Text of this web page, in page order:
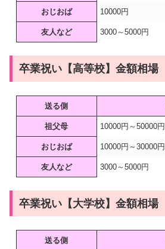
おじおば 10000円
友人など 3000～5000円
卒業祝い【高等校】金額相場
送る側
祖父母 10000円～50000円
おじおば 10000円～30000円
友人など 3000～5000円
卒業祝い【大学校】金額相場
送る側